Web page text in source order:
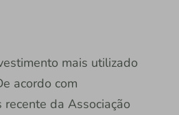
mais utilizado
acordo com
da Associação